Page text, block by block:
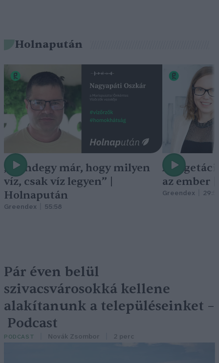
Holnapután
„Mindegy már, hogy milyen
víz, csak víz legyen” |
Holnapután
Greendex 55:58
A
az ember
Greendex
Pár éven belül
szivacsvárosokká kellene
alakítanunk a településeinket –
Podcast
PODCAST Novák Zsombor 2 perc